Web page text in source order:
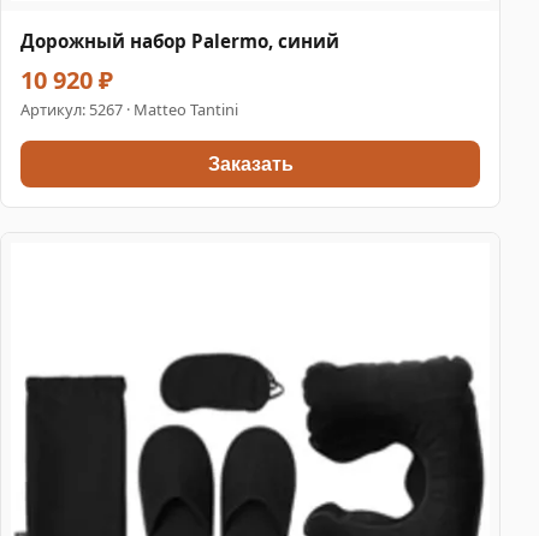
Дорожный набор Palermo, синий
10 920 ₽
Артикул: 5267 · Matteo Tantini
Заказать